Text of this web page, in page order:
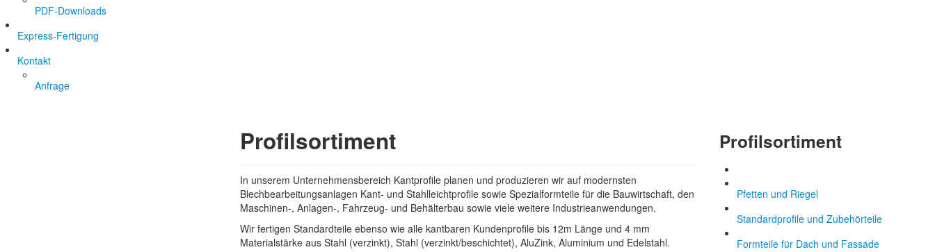
PDF-Downloads
Express-Fertigung
Kontakt
Anfrage
Profilsortiment
In unserem Unternehmensbereich Kantprofile planen und produzieren wir auf modernsten
Blechbearbeitungsanlagen Kant- und Stahlleichtprofile sowie Spezialformteile für die Bauwirtschaft, den
Maschinen-, Anlagen-, Fahrzeug- und Behälterbau sowie viele weitere Industrieanwendungen.
Wir fertigen Standardteile ebenso wie alle kantbaren Kundenprofile bis 12m Länge und 4 mm
Materialstärke aus Stahl (verzinkt), Stahl (verzinkt/beschichtet), AluZink, Aluminium und Edelstahl.
Profilsortiment
Pfetten und Riegel
Standardprofile und Zubehörteile
Formteile für Dach und Fassade